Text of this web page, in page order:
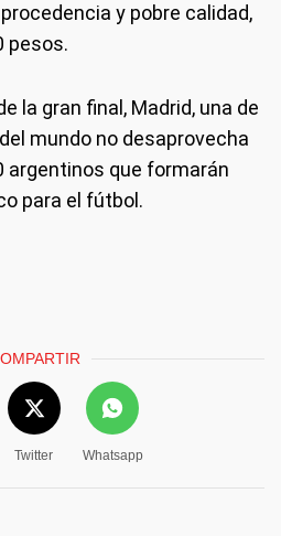
y pobre calidad,
pesos.
la gran final, Madrid, una de
mundo no desaprovecha
argentinos que formarán
para el fútbol.
Twitter Whatsapp